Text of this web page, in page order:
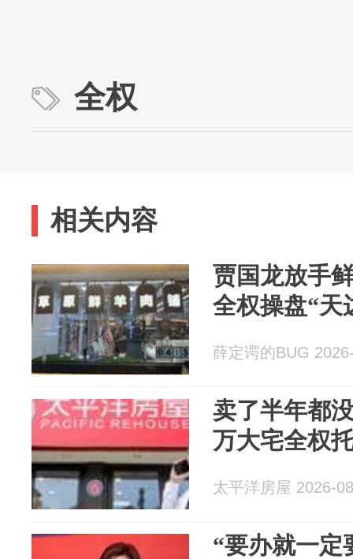
全权
相关内容
贾国龙放手
全权操盘“天
薛定谔的BUG
卖了半年都
万大宅全权
太平洋房屋 2026-
“要办就一定